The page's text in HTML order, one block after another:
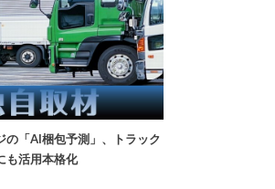
の「AI梱包予測」、トラック
も活用本格化